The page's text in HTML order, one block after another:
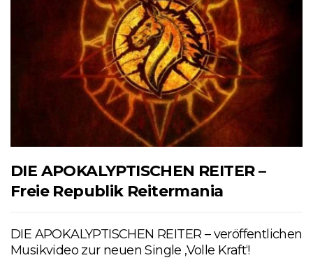
DIE APOKALYPTISCHEN REITER –
Freie Republik Reitermania
DIE APOKALYPTISCHEN REITER – veröffentlichen
Musikvideo zur neuen Single ‚Volle Kraft‘!